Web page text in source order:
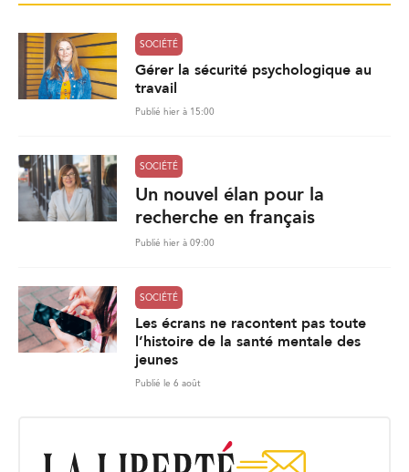
SOCIÉTÉ
Gérer la sécurité psychologique au
travail
Publié hier à 15:00
SOCIÉTÉ
Un nouvel élan pour la
recherche en français
Publié hier à 09:00
SOCIÉTÉ
Les écrans ne racontent pas toute
l’histoire de la santé mentale des
jeunes
Publié le 6 août